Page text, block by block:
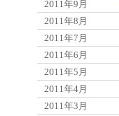
2011年9月
2011年8月
2011年7月
2011年6月
2011年5月
2011年4月
2011年3月